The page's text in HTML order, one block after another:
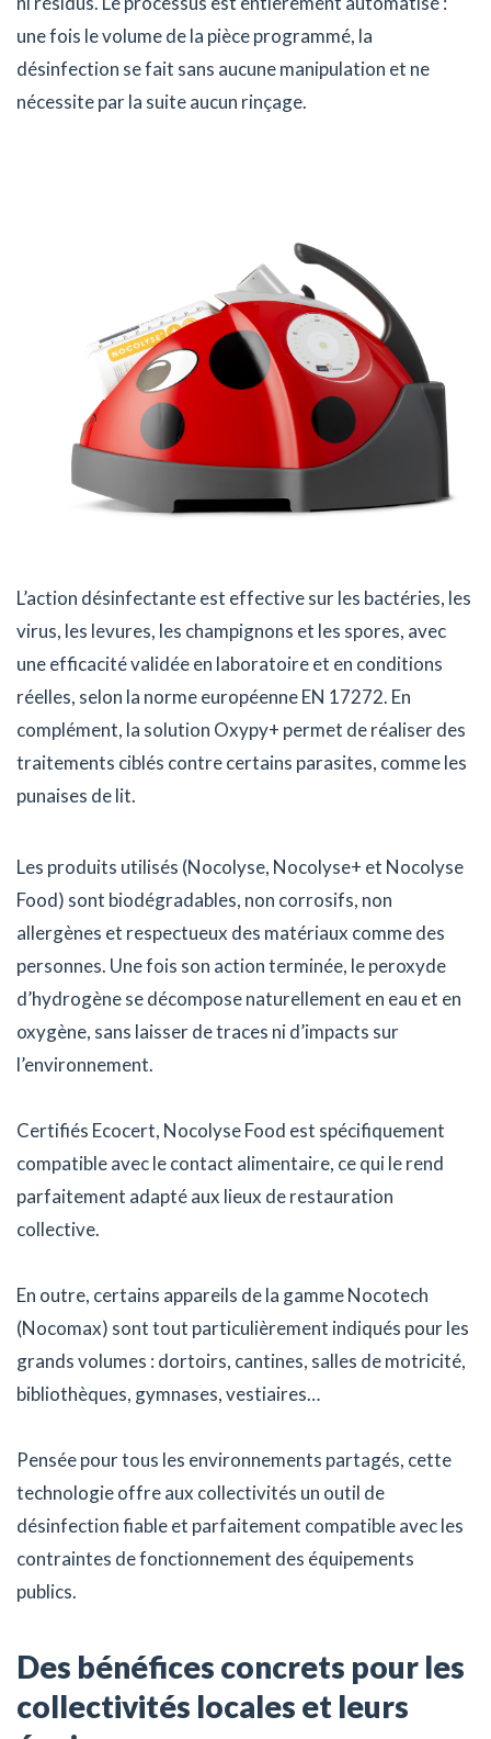
une fois le volume de la pièce programmé, la
désinfection se fait sans aucune manipulation et ne
nécessite par la suite aucun rinçage.
L’action désinfectante est effective sur les bactéries, les
virus, les levures, les champignons et les spores, avec
une efficacité validée en laboratoire et en conditions
réelles, selon la norme européenne EN 17272. En
complément, la solution Oxypy+ permet de réaliser des
traitements ciblés contre certains parasites, comme les
punaises de lit.
Les produits utilisés (Nocolyse, Nocolyse+ et Nocolyse
Food) sont biodégradables, non corrosifs, non
allergènes et respectueux des matériaux comme des
personnes. Une fois son action terminée, le peroxyde
d’hydrogène se décompose naturellement en eau et en
oxygène, sans laisser de traces ni d’impacts sur
l’environnement.
Certifiés Ecocert, Nocolyse Food est spécifiquement
compatible avec le contact alimentaire, ce qui le rend
parfaitement adapté aux lieux de restauration
collective.
En outre, certains appareils de la gamme Nocotech
(Nocomax) sont tout particulièrement indiqués pour les
grands volumes : dortoirs, cantines, salles de motricité,
bibliothèques, gymnases, vestiaires…
Pensée pour tous les environnements partagés, cette
technologie offre aux collectivités un outil de
désinfection fiable et parfaitement compatible avec les
contraintes de fonctionnement des équipements
publics.
Des bénéfices concrets pour les
collectivités locales et leurs